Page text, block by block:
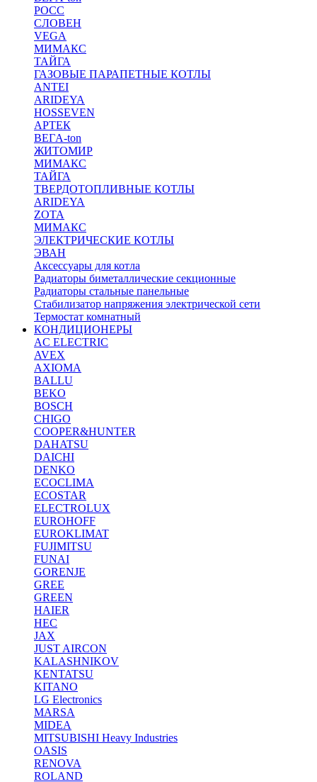
РОСС
СЛОВЕН
VEGA
МИМАКС
ТАЙГА
ГАЗОВЫЕ ПАРАПЕТНЫЕ КОТЛЫ
ANTEI
ARIDEYA
HOSSEVEN
АРТЕК
ВЕГA-ton
ЖИТОМИР
МИМАКС
ТАЙГА
ТВЕРДОТОПЛИВНЫЕ КОТЛЫ
ARIDEYA
ZOTA
МИМАКС
ЭЛЕКТРИЧЕСКИЕ КОТЛЫ
ЭВАН
Аксессуары для котла
Радиаторы биметаллические секционные
Радиаторы стальные панельные
Стабилизатор напряжения электрической сети
Термостат комнатный
КОНДИЦИОНЕРЫ
AC ELECTRIC
AVEX
AXIOMA
BALLU
BEKO
BOSCH
CHIGO
COOPER&HUNTER
DAHATSU
DAICHI
DENKO
ECOCLIMA
ECOSTAR
ELECTROLUX
EUROHOFF
EUROKLIMAT
FUJIMITSU
FUNAI
GORENJE
GREE
GREEN
HAIER
HEC
JAX
JUST AIRCON
KALASHNIKOV
KENTATSU
KITANO
LG Electronics
MARSA
MIDEA
MITSUBISHI Heavy Industries
OASIS
RENOVA
ROLAND